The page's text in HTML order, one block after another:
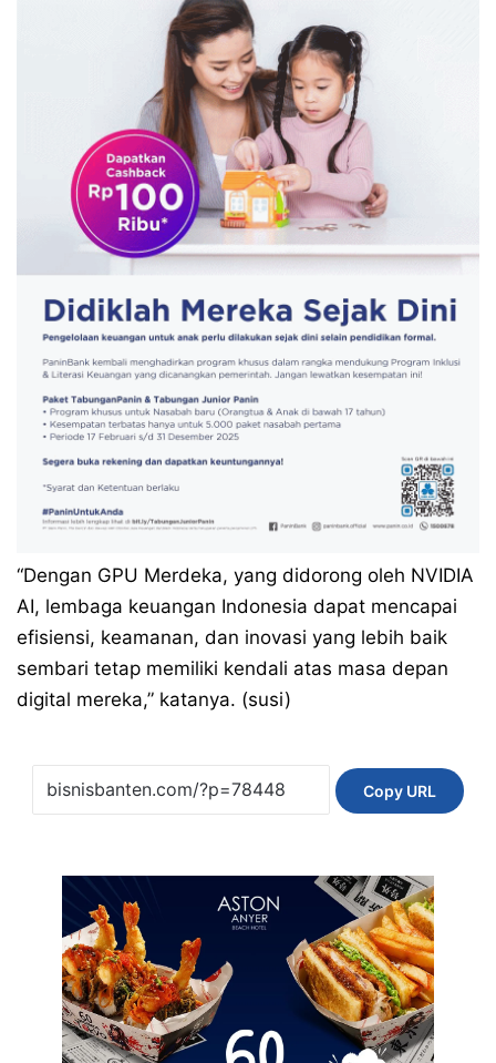
“Dengan GPU Merdeka, yang didorong oleh NVIDIA
AI, lembaga keuangan Indonesia dapat mencapai
efisiensi, keamanan, dan inovasi yang lebih baik
sembari tetap memiliki kendali atas masa depan
digital mereka,” katanya. (susi)
Copy URL